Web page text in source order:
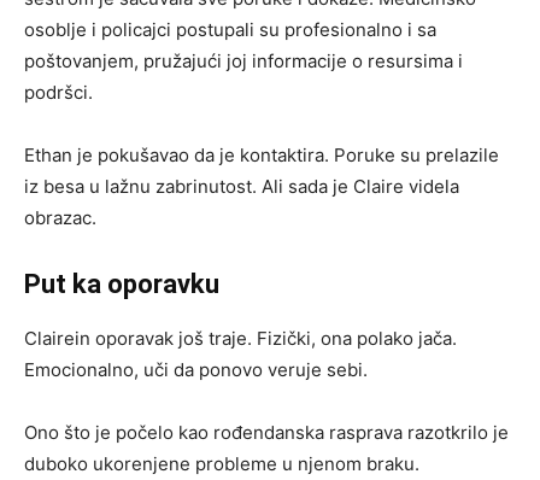
osoblje i policajci postupali su profesionalno i sa
poštovanjem, pružajući joj informacije o resursima i
podršci.
Ethan je pokušavao da je kontaktira. Poruke su prelazile
iz besa u lažnu zabrinutost. Ali sada je Claire videla
obrazac.
Put ka oporavku
Clairein oporavak još traje. Fizički, ona polako jača.
Emocionalno, uči da ponovo veruje sebi.
Ono što je počelo kao rođendanska rasprava razotkrilo je
duboko ukorenjene probleme u njenom braku.